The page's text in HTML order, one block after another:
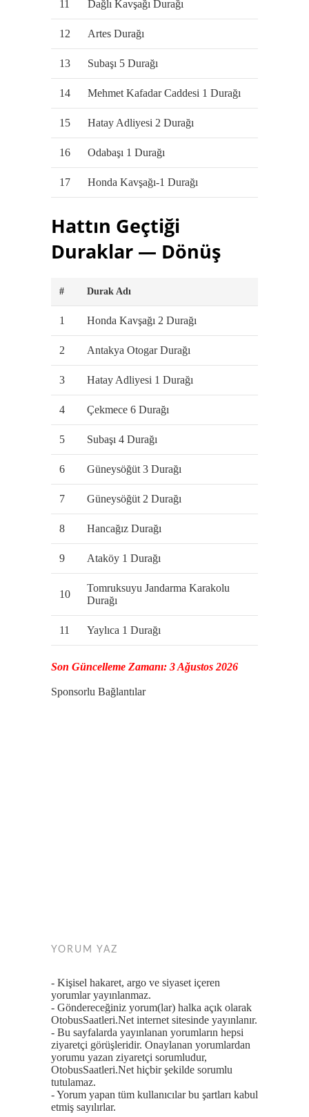
11 Dağlı Kavşağı Durağı
12 Artes Durağı
13 Subaşı 5 Durağı
14 Mehmet Kafadar Caddesi 1 Durağı
15 Hatay Adliyesi 2 Durağı
16 Odabaşı 1 Durağı
17 Honda Kavşağı-1 Durağı
Hattın Geçtiği
Duraklar — Dönüş
# Durak Adı
1 Honda Kavşağı 2 Durağı
2 Antakya Otogar Durağı
3 Hatay Adliyesi 1 Durağı
4 Çekmece 6 Durağı
5 Subaşı 4 Durağı
6 Güneysöğüt 3 Durağı
7 Güneysöğüt 2 Durağı
8 Hancağız Durağı
9 Ataköy 1 Durağı
10
Tomruksuyu Jandarma Karakolu
Durağı
11 Yaylıca 1 Durağı
Son Güncelleme Zamanı: 3 Ağustos 2026
Sponsorlu Bağlantılar
YORUM YAZ
- Kişisel hakaret, argo ve siyaset içeren
yorumlar yayınlanmaz.
- Göndereceğiniz yorum(lar) halka açık olarak
OtobusSaatleri.Net internet sitesinde yayınlanır.
- Bu sayfalarda yayınlanan yorumların hepsi
ziyaretçi görüşleridir. Onaylanan yorumlardan
yorumu yazan ziyaretçi sorumludur,
OtobusSaatleri.Net hiçbir şekilde sorumlu
tutulamaz.
- Yorum yapan tüm kullanıcılar bu şartları kabul
etmiş sayılırlar.